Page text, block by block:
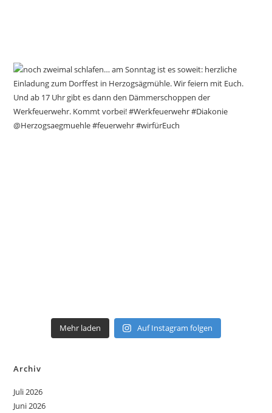
Mehr laden Auf Instagram folgen
Archiv
Juli 2026
Juni 2026